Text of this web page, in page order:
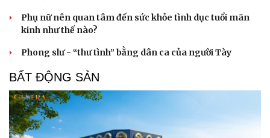
Cải chính
Phụ nữ nên quan tâm đến sức khỏe tình dục tuổi mãn
kinh như thế nào?
Phong slư - “thư tình” bằng dân ca của người Tày
BẤT ĐỘNG SẢN